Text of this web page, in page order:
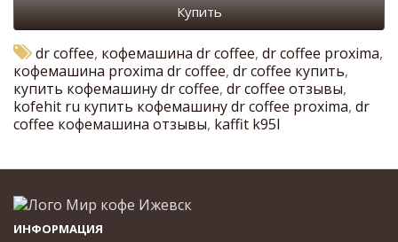
Купить
dr coffee, кофемашина dr coffee, dr coffee proxima,
кофемашина proxima dr coffee, dr coffee купить,
купить кофемашину dr coffee, dr coffee отзывы,
kofehit ru купить кофемашину dr coffee proxima, dr
coffee кофемашина отзывы, kaffit k95l
ИНФОРМАЦИЯ